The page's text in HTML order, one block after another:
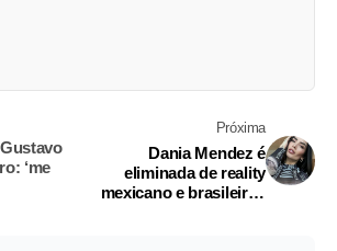
‘me
Próxima
Dania Mendez é
eliminada de reality
mexicano e brasileiros